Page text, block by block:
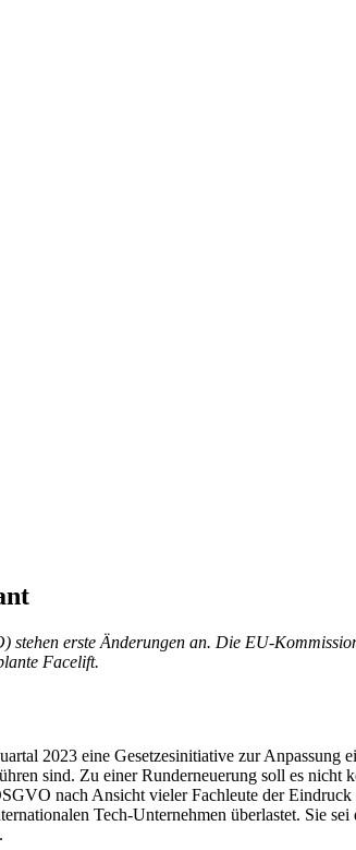
erste Änderungen an. Die EU-
Facelift.
2023 eine Gesetzesinitiative zur
sind. Zu einer Runderneuerung soll es
nach Ansicht vieler Fachleute der
Tech-Unternehmen überlastet. Sie